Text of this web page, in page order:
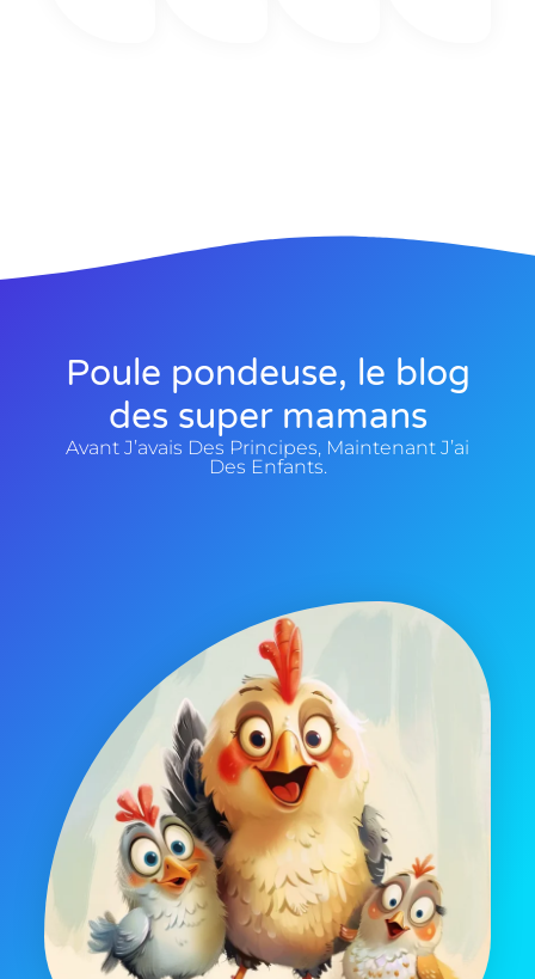
Poule pondeuse, le blog
des super mamans
Avant J’avais Des Principes, Maintenant J’ai
Des Enfants.